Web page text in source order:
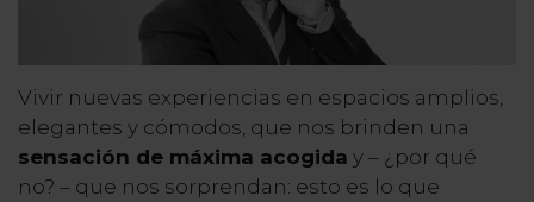
Vivir nuevas experiencias en espacios amplios,
elegantes y cómodos, que nos brinden una
sensación de máxima acogida y – ¿por qué
no? – que nos sorprendan: esto es lo que